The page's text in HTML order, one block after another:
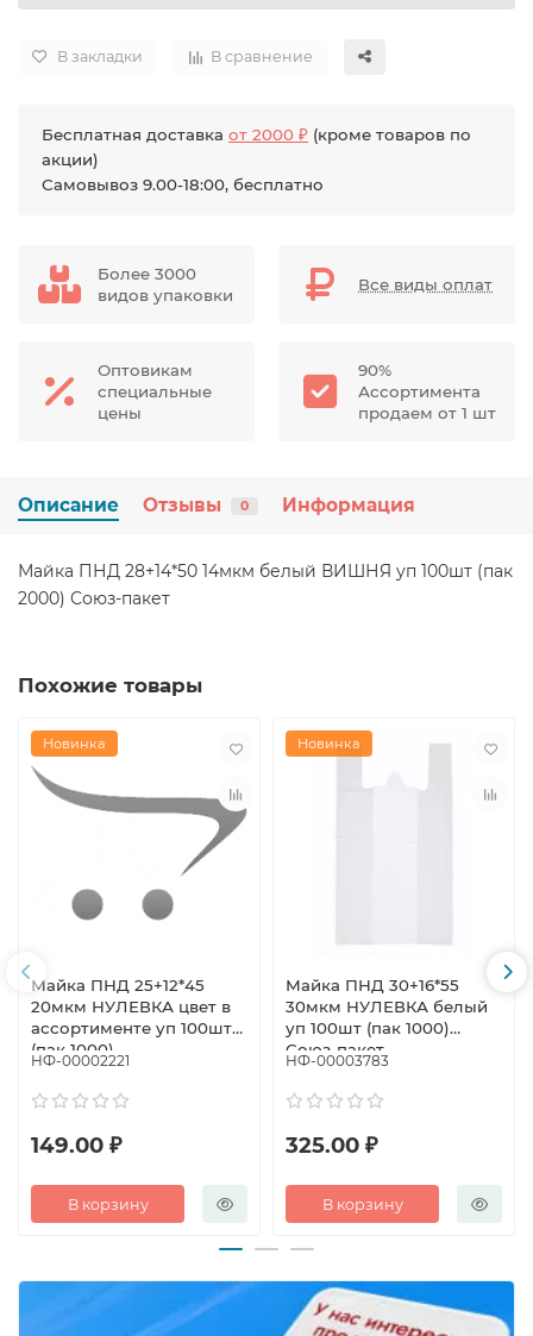
В закладки В сравнение
Бесплатная доставка от 2000 ₽ (кроме товаров по
акции)
Самовывоз 9.00-18:00, бесплатно
Более 3000
видов упаковки
Все виды оплат
Оптовикам
специальные
цены
90%
Ассортимента
продаем от 1 шт
Описание Отзывы 0 Информация
Майка ПНД 28+14*50 14мкм белый ВИШНЯ уп 100шт (пак
2000) Союз-пакет
Похожие товары
Новинка
Майка ПНД 25+12*45
20мкм НУЛЕВКА цвет в
ассортименте уп 100шт
(пак 1000)
НФ-00002221
149.00 ₽
В корзину
Новинка
Майка ПНД 30+16*55
30мкм НУЛЕВКА белый
уп 100шт (пак 1000)
Союз-пакет
НФ-00003783
325.00 ₽
В корзину